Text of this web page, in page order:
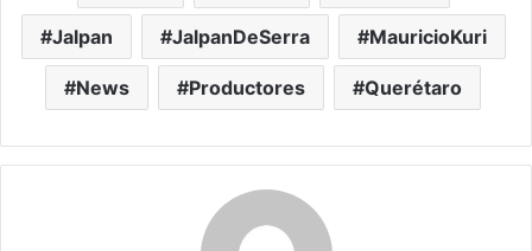
Jalpan JalpanDeSerra MauricioKuri
News Productores Querétaro